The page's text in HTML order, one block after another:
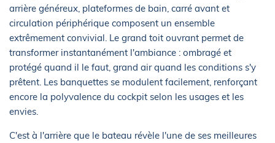
arrière généreux, plateformes de bain, carré avant et
circulation périphérique composent un ensemble
extrêmement convivial. Le grand toit ouvrant permet de
transformer instantanément l'ambiance : ombragé et
protégé quand il le faut, grand air quand les conditions s'y
prêtent. Les banquettes se modulent facilement, renforçant
encore la polyvalence du cockpit selon les usages et les
envies.
C'est à l'arrière que le bateau révèle l'une de ses meilleures